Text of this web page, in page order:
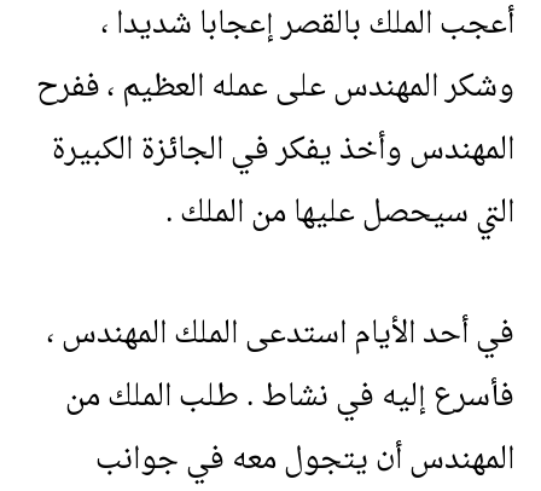
أعجب الملك بالقصر إعجابا شديدا ،
وشكر المهندس على عمله العظيم ، ففرح
المهندس وأخذ يفكر في الجائزة الكبيرة
التي سيحصل عليها من الملك .
في أحد الأيام استدعى الملك المهندس ،
فأسرع إليه في نشاط . طلب الملك من
المهندس أن يتجول معه في جوانب